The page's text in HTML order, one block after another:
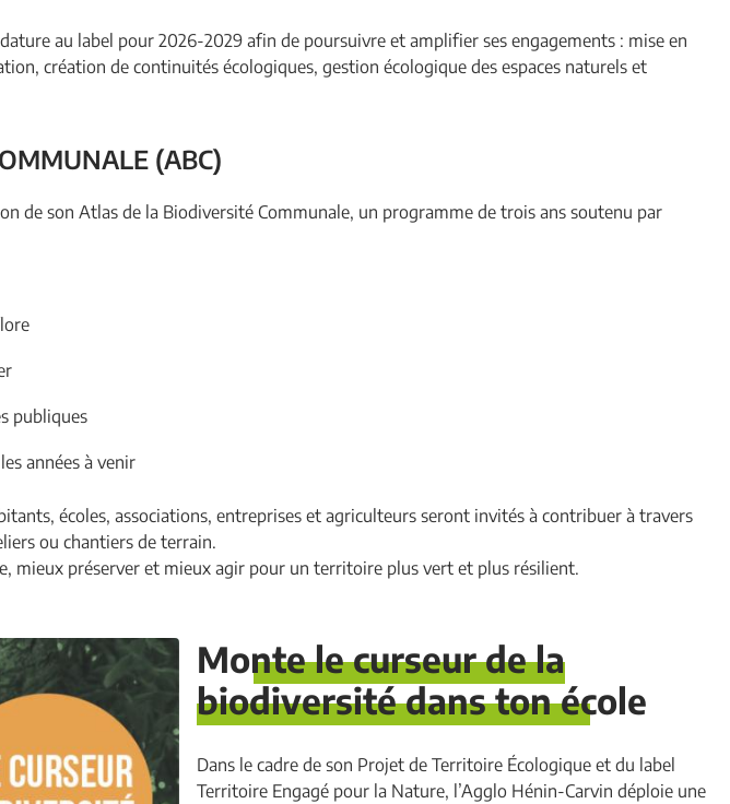
au label pour 2026-2029 afin de poursuivre et amplifier ses engagements : mise en
création de continuités écologiques, gestion écologique des espaces naturels et
(ABC)
de son Atlas de la Biodiversité Communale, un programme de trois ans soutenu par
publiques
années à venir
écoles, associations, entreprises et agriculteurs seront invités à contribuer à travers
ou chantiers de terrain.
mieux préserver et mieux agir pour un territoire plus vert et plus résilient.
Monte le curseur de la
biodiversité dans ton école
Dans le cadre de son Projet de Territoire Écologique et du label
Territoire Engagé pour la Nature, l’Agglo Hénin-Carvin déploie une